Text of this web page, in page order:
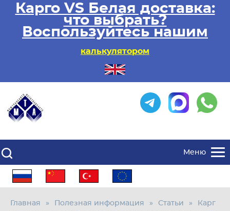
Карго VS Белая доставка:
что выбрать?
Воспользуйтесь нашим
калькулятором
Меню
Главная Полезная информация Статьи
Карг